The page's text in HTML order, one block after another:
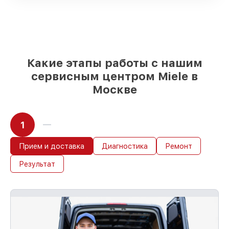
условии, что обслуживание началось
сразу
Какие этапы работы с нашим
сервисным центром Miele в
Москве
1
Прием и доставка Диагностика Ремонт
Результат